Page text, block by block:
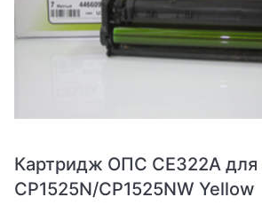
Картридж ОПС CE322A для
CP1525N/CP1525NW Yellow